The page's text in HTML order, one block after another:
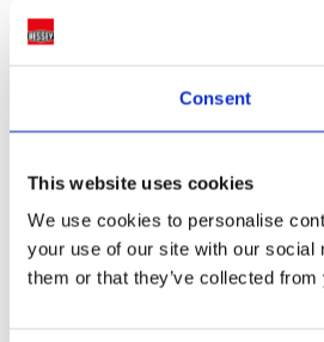
Consent
This website uses cookies
We use cookies to personalise
your use of our site with our social
them or that they’ve collected
Bir sap varyasyonu /modeli üç
raylara uyar
3 Varyantlar